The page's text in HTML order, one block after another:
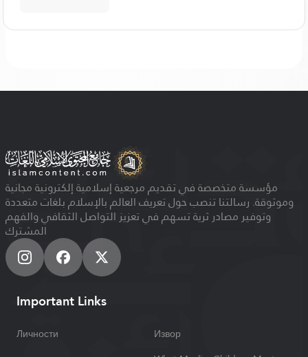
مؤسسة متخصصة في تقديم مرجعية إسلامية إلكترونية مجانية
وموثوقة. رسالتنا تنصب حول تعريف العالم بالإسلام بلغات متعددة
وتوفير مصادر ثرية تسهم في تعزيز التواصل الثقافي والفهم
المشترك
Important Links
Личности
Извор